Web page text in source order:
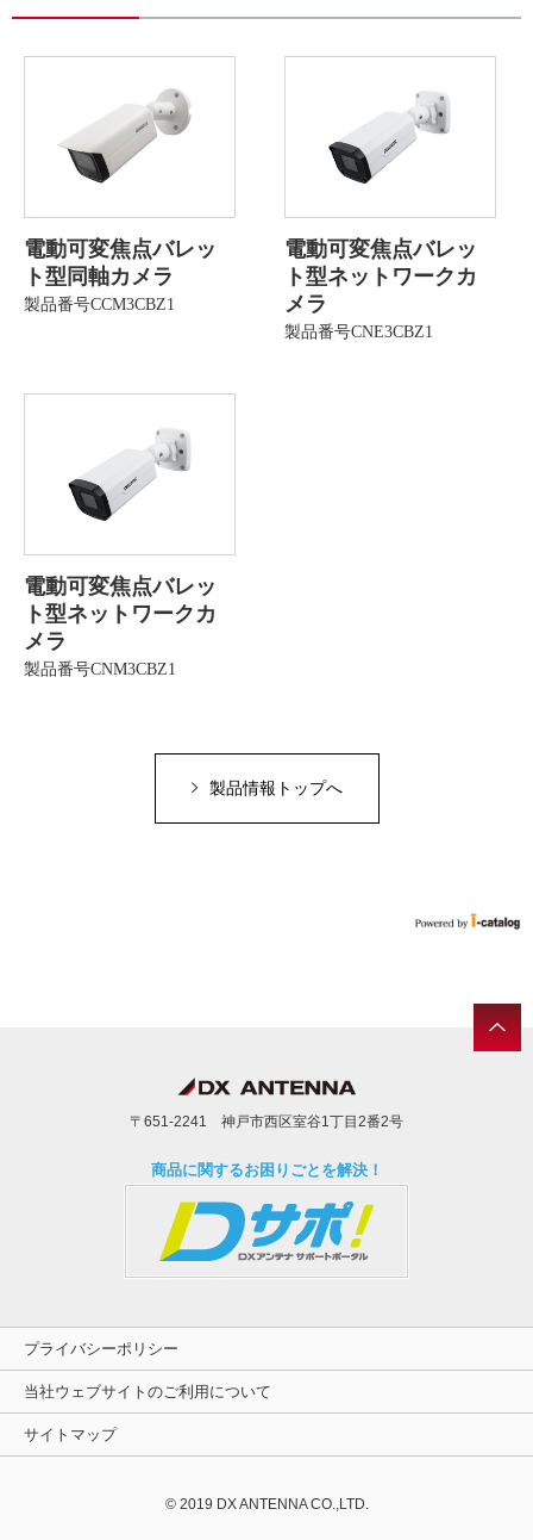
電動可変焦点バレッ
ト型同軸カメラ
製品番号CCM3CBZ1
電動可変焦点バレッ
ト型ネットワークカ
メラ
製品番号CNE3CBZ1
電動可変焦点バレッ
ト型ネットワークカ
メラ
製品番号CNM3CBZ1
製品情報トップへ
〒651-2241 神戸市西区室谷1丁目2番2号
商品に関するお困りごとを解決！
プライバシーポリシー
当社ウェブサイトのご利用について
サイトマップ
© 2019 DX ANTENNA CO.,LTD.